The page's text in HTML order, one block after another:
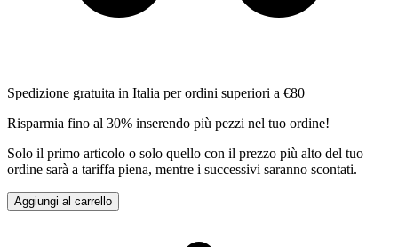
Spedizione gratuita in Italia per ordini superiori a €80
Risparmia fino al 30% inserendo più pezzi nel tuo ordine!
Solo il primo articolo o solo quello con il prezzo più alto del tuo
ordine sarà a tariffa piena, mentre i successivi saranno scontati.
Aggiungi al carrello